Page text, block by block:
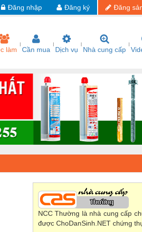
Đăng
Đăng ký
Đăng nhập
làm Cần mua Dịch vụ Nhà cung cấp
NCC Thường là nhà cung cấp
được ChoDanSinh.NET chứng